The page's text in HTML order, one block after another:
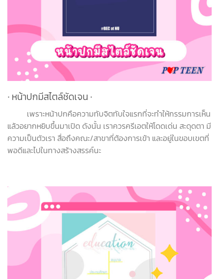
∙ หน้าปกมีสไตล์ชัดเจน ∙
เพราะหน้าปกคือความทับจิตทับใจแรกที่จะทำให้กรรมการเห็น
แล้วอยากหยิบขึ้นมาเปิด ดังนั้น เราควรครีเอตให้โดดเด่น สะดุดตา มี
ความเป็นตัวเรา สื่อถึงคณะ/สาขาที่ต้องการเข้า และอยู่ในขอบเขตที่
พอดีและไปในทางสร้างสรรค์นะ